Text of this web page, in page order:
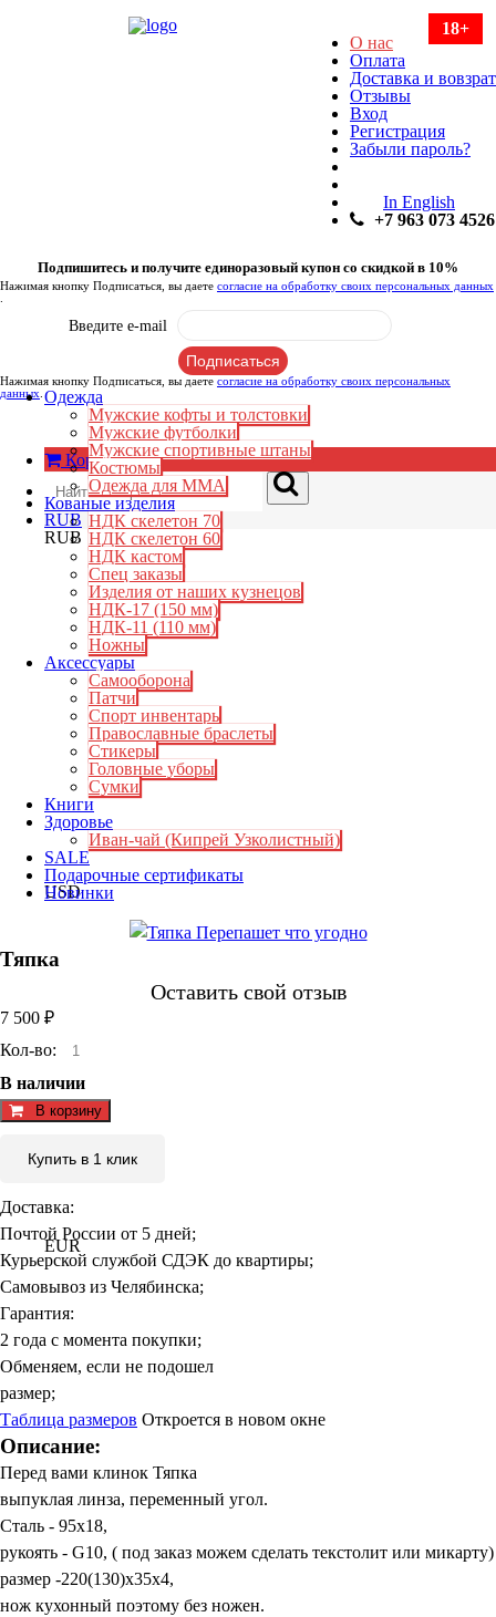
О нас
Оплата
Доставка и вовзрат
Отзывы
Вход
Регистрация
Забыли пароль?
In English
+7 963 073 4526
Подпишитесь и получите единоразовый купон со скидкой в 10%
Нажимая кнопку Подписаться, вы даете согласие на обработку своих персональных данных
Введите e-mail
Нажимая кнопку Подписаться, вы даете согласие на обработку своих персональных
данных
Корзина:0₽
RUB
RUB
USD
EUR
Одежда
Мужские кофты и толстовки
Мужские футболки
Мужские спортивные штаны
Костюмы
Одежда для ММА
Кованые изделия
НДК скелетон 70
НДК скелетон 60
НДК кастом
Спец заказы
Изделия от наших кузнецов
НДК-17 (150 мм)
НДК-11 (110 мм)
Ножны
Аксессуары
Самооборона
Патчи
Спорт инвентарь
Православные браслеты
Стикеры
Головные уборы
Сумки
Книги
Здоровье
Иван-чай (Кипрей Узколистный)
SALE
Подарочные сертификаты
Новинки
Тяпка
Оставить свой отзыв
7 500 ₽
Кол-во:
В наличии
В корзину
Купить в 1 клик
Доставка:
Почтой России от 5 дней;
Курьерской службой СДЭК до квартиры;
Самовывоз из Челябинска;
Гарантия:
2 года с момента покупки;
Обменяем, если не подошел
размер;
Таблица размеров Откроется в новом окне
Описание:
Перед вами клинок Тяпка
выпуклая линза, переменный угол.
Сталь - 95х18,
рукоять - G10, ( под заказ можем сделать текстолит или микарту)
размер -220(130)х35х4,
нож кухонный поэтому без ножен.
18+